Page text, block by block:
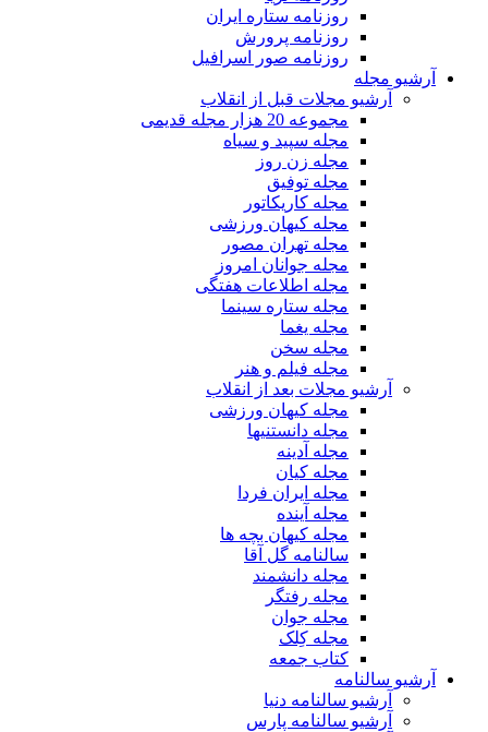
روزنامه ستاره ایران
روزنامه پرورش
روزنامه صور اسرافیل
آرشیو مجله
آرشیو مجلات قبل از انقلاب
مجموعه 20 هزار مجله قدیمی
مجله سپید و سیاه
مجله زن روز
مجله توفیق
مجله کاریکاتور
مجله کیهان ورزشی
مجله تهران مصور
مجله جوانان امروز
مجله اطلاعات هفتگی
مجله ستاره سینما
مجله یغما
مجله سخن
مجله فیلم و هنر
آرشیو مجلات بعد از انقلاب
مجله کیهان ورزشی
مجله دانستنیها
مجله آدینه
مجله کیان
مجله ایران فردا
مجله آینده
مجله کیهان بچه ها
سالنامه گل آقا
مجله دانشمند
مجله رفتگر
مجله جوان
مجله کِلک
کتاب جمعه
آرشیو سالنامه
آرشیو سالنامه دنیا
آرشیو سالنامه پارس